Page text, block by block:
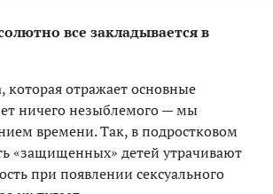
все закладывается в
которая отражает основные
ничего незыблемого — мы
времени. Так, в подростковом
«защищенных» детей утрачивают
при появлении сексуального